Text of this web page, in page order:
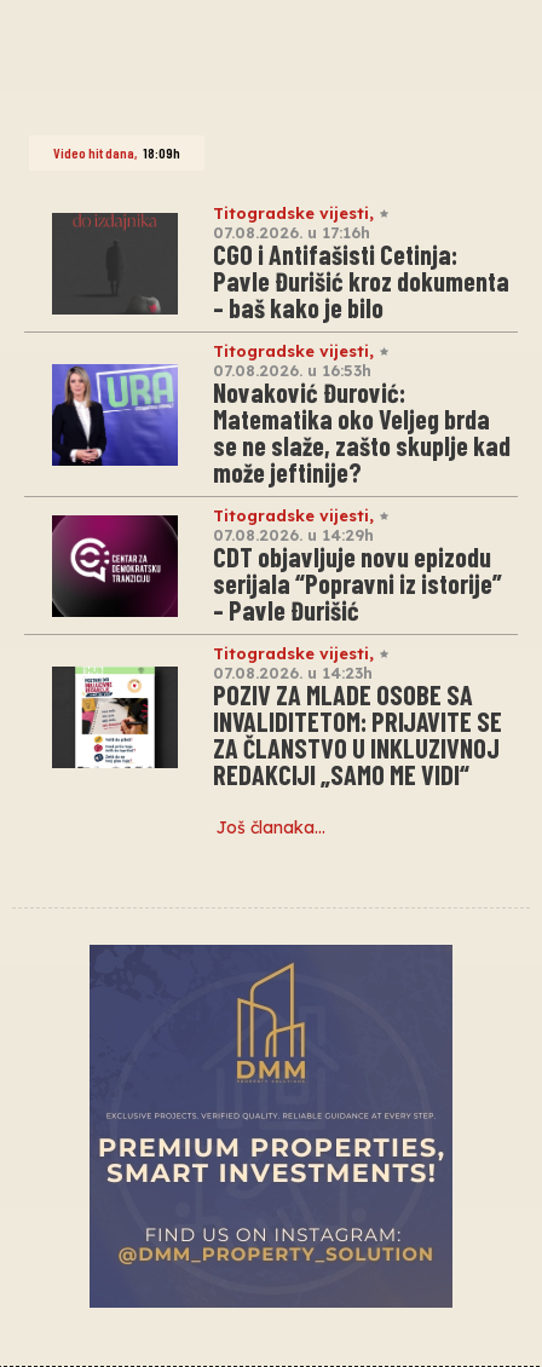
Video hit dana, 18:09h
Titogradske vijesti,
07.08.2026. u 17:16h
CGO i Antifašisti Cetinja:
Pavle Đurišić kroz dokumenta
– baš kako je bilo
Titogradske vijesti,
07.08.2026. u 16:53h
Novaković Đurović:
Matematika oko Veljeg brda
se ne slaže, zašto skuplje kad
može jeftinije?
Titogradske vijesti,
07.08.2026. u 14:29h
CDT objavljuje novu epizodu
serijala “Popravni iz istorije”
– Pavle Đurišić
Titogradske vijesti,
07.08.2026. u 14:23h
POZIV ZA MLADE OSOBE SA
INVALIDITETOM: PRIJAVITE SE
ZA ČLANSTVO U INKLUZIVNOJ
REDAKCIJI „SAMO ME VIDI“
Još članaka…